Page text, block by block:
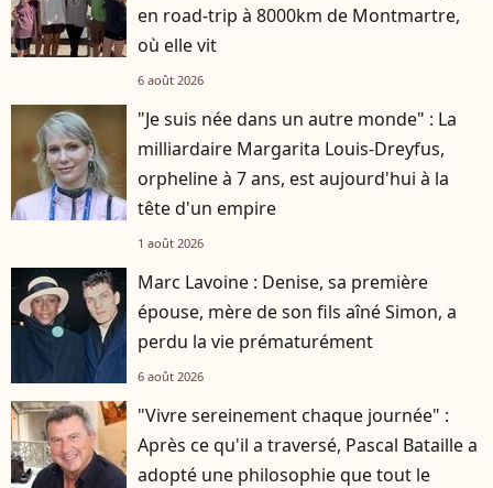
en road-trip à 8000km de Montmartre,
où elle vit
6 août 2026
"Je suis née dans un autre monde" : La
milliardaire Margarita Louis-Dreyfus,
orpheline à 7 ans, est aujourd'hui à la
tête d'un empire
1 août 2026
Marc Lavoine : Denise, sa première
épouse, mère de son fils aîné Simon, a
perdu la vie prématurément
6 août 2026
"Vivre sereinement chaque journée" :
Après ce qu'il a traversé, Pascal Bataille a
adopté une philosophie que tout le